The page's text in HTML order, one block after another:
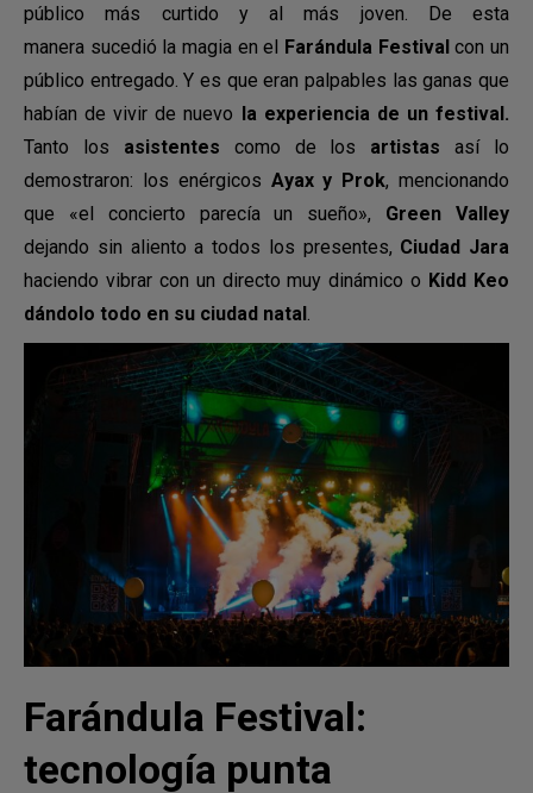
público más curtido y al más joven. De esta
manera sucedió la magia en el Farándula Festivalcon un
público entregado. Y es que eran palpables las ganas que
habían de vivir de nuevo la experiencia de un festival.
Tanto los asistentes como de los artistas así lo
demostraron: los enérgicos Ayax y Prok, mencionando
que «el concierto parecía un sueño», Green Valley
dejando sin aliento a todos los presentes, Ciudad Jara
haciendo vibrar con un directo muy dinámico o Kidd Keo
dándolo todo en su ciudad natal.
Farándula Festival:
tecnología punta